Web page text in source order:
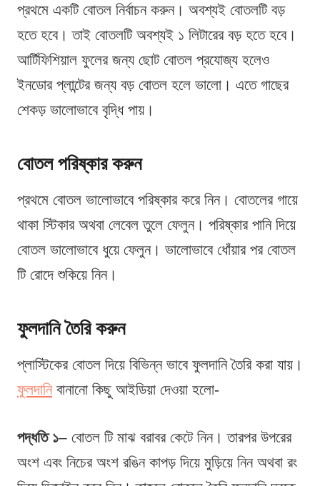
প্রথমে একটি বোতল নির্বাচন করুন। অবশ্যই বোতলটি বড়
হতে হবে। তাই বোতলটি অবশ্যই ১ লিটারের বড় হতে হবে।
আর্টিফিশিয়াল ফুলের জন্য ছোট বোতল প্রযোজ্য হলেও
ইনডোর প্লান্টের জন্য বড় বোতল হলে ভালো। এতে গাছের
শেকড় ভালোভাবে বৃদ্ধি পায়।
বোতল পরিষ্কার করুন
প্রথমে বোতল ভালোভাবে পরিষ্কার করে নিন। বোতলের গায়ে
থাকা স্টিকার অথবা লেবেল তুলে ফেলুন। পরিষ্কার পানি দিয়ে
বোতল ভালোভাবে ধুয়ে ফেলুন। ভালোভাবে ধোঁয়ার পর বোতল
টি রোদে শুকিয়ে নিন।
ফুলদানি তৈরি করুন
প্লাস্টিকের বোতল দিয়ে বিভিন্ন ভাবে ফুলদানি তৈরি করা যায়।
ফুলদানিবানানো কিছু আইডিয়া দেওয়া হলো-
পদ্ধতি ১– বোতল টি মাঝ বরাবর কেটে নিন। তারপর উপরের
অংশ এবং নিচের অংশ রঙিন কাপড় দিয়ে মুড়িয়ে নিন অথবা রং